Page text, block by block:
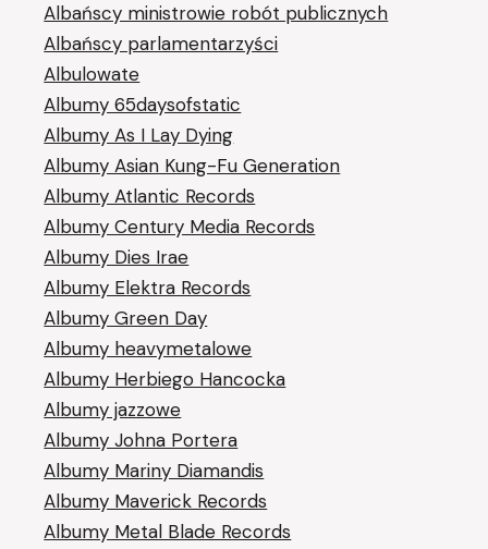
Albańscy ministrowie robót publicznych
Albańscy parlamentarzyści
Albulowate
Albumy 65daysofstatic
Albumy As I Lay Dying
Albumy Asian Kung-Fu Generation
Albumy Atlantic Records
Albumy Century Media Records
Albumy Dies Irae
Albumy Elektra Records
Albumy Green Day
Albumy heavymetalowe
Albumy Herbiego Hancocka
Albumy jazzowe
Albumy Johna Portera
Albumy Mariny Diamandis
Albumy Maverick Records
Albumy Metal Blade Records